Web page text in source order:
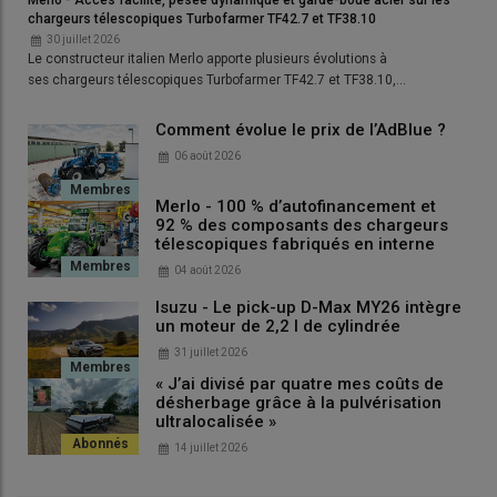
Lire aussi :« Nous valorisons nettement mieux le
lisier avec l’injecteur prairie sur notre tonne à
lisier sans perdre en débit de chantier »
chargeurs télescopiques Turbofarmer TF42.7 et TF38.10
30 juillet 2026
Le constructeur italien Merlo apporte plusieurs évolutions à
ses chargeurs télescopiques Turbofarmer TF42.7 et TF38.10,…
Comment évolue le prix de l’AdBlue ?
06 août 2026
Merlo - 100 % d’autofinancement et
92 % des composants des chargeurs
télescopiques fabriqués en interne
04 août 2026
Isuzu - Le pick-up D-Max MY26 intègre
un moteur de 2,2 l de cylindrée
31 juillet 2026
« J’ai divisé par quatre mes coûts de
désherbage grâce à la pulvérisation
ultralocalisée »
14 juillet 2026